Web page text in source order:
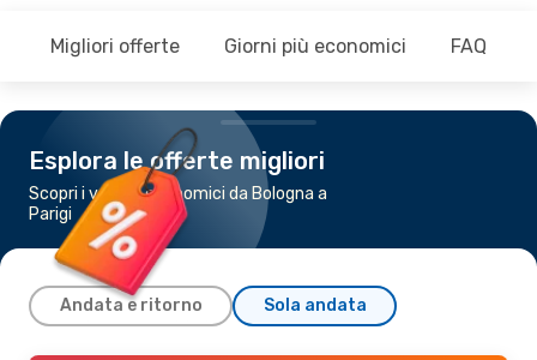
Migliori offerte Giorni più economici FAQ
Esplora le offerte migliori
Scopri i voli più economici da Bologna a
Parigi
Andata e ritorno Sola andata